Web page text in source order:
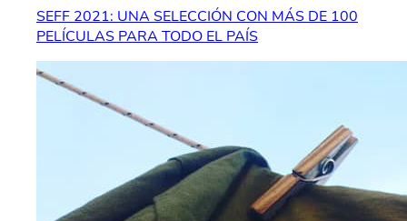
SEFF 2021: UNA SELECCIÓN CON MÁS DE 100
PELÍCULAS PARA TODO EL PAÍS